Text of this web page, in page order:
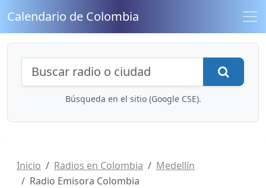
Calendario de Colombia
Búsqueda de radios y contenidos
Búsqueda en el sitio (Google CSE).
Inicio Radios en Colombia
Medellín
Radio Emisora Colombia